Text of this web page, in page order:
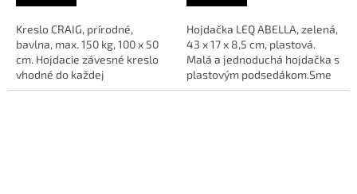
Kreslo CRAIG, prírodné,
bavlna, max. 150 kg, 100 x 50
cm. Hojdacie závesné kreslo
vhodné do každej
záhrady.Sme AUTORIZOVANÝ
Hojdačka LEQ ABELLA, zelená,
43 x 17 x 8,5 cm, plastová.
Malá a jednoduchá hojdačka s
plastovým podsedákom.Sme
AUTORIZOVANÝ predajca...